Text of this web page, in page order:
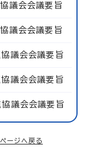
議会会議要旨
議会会議要旨
議会会議要旨
議会会議要旨
議会会議要旨
ページへ戻る